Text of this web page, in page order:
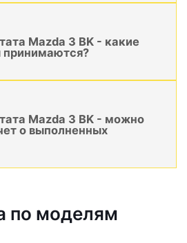
Mazda 3 BK - какие
Mazda 3 BK - можно
о выполненных
по моделям